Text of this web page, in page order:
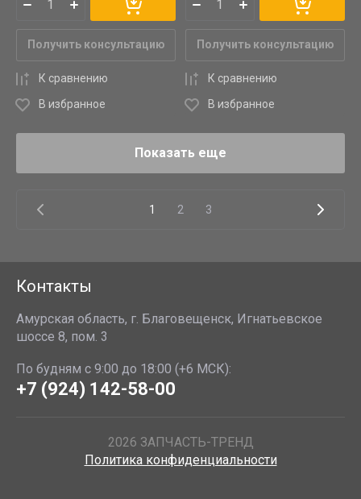
Получить консультацию
К сравнению
В избранное
Получить консультацию
К сравнению
В избранное
Показать еще
1 2 3
Контакты
Амурская область, г. Благовещенск, Игнатьевское
шоссе 8, пом. 3
По будням с 9:00 до 18:00 (+6 МСК):
+7 (924) 142-58-00
2026 ЗАПЧАСТЬ-ТРЕНД
Политика конфиденциальности